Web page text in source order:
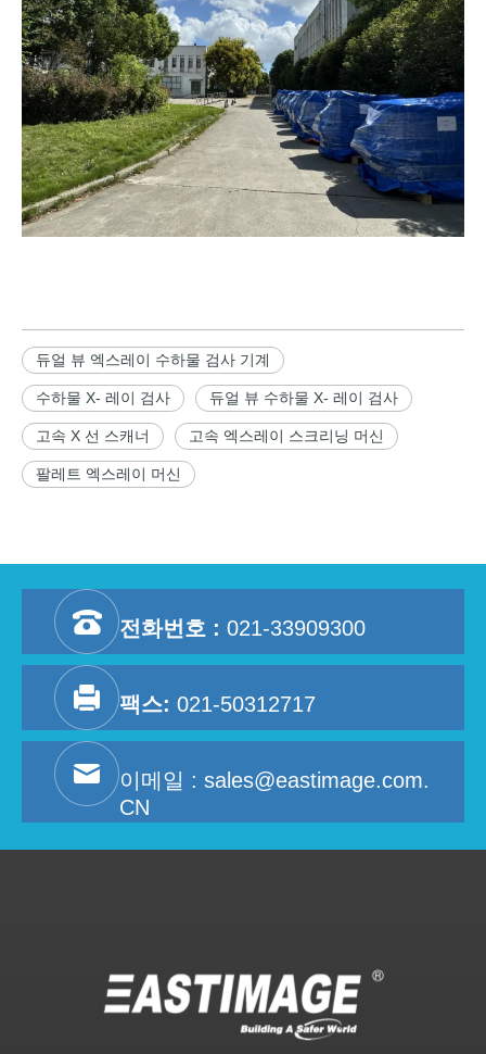
듀얼 뷰 엑스레이 수하물 검사 기계
수하물 X- 레이 검사 듀얼 뷰 수하물 X- 레이 검사
고속 X 선 스캐너 고속 엑스레이 스크리닝 머신
팔레트 엑스레이 머신
전화번호 : 021-33909300
팩스: 021-50312717
이메일 : sales@eastimage.com.
CN